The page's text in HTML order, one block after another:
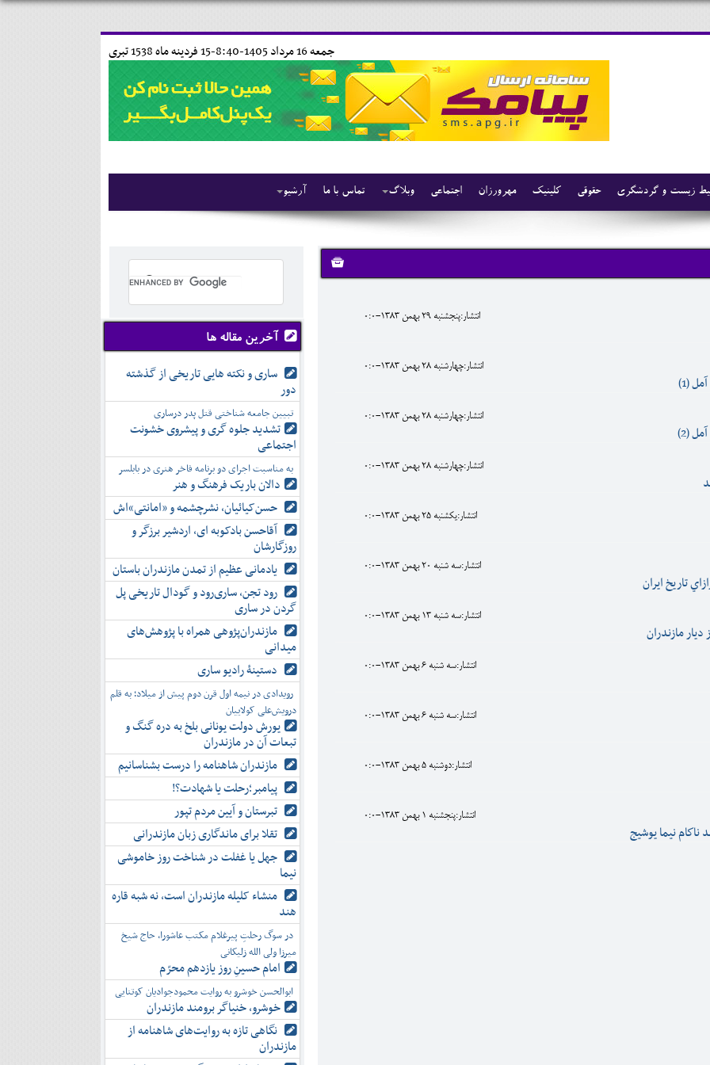
15 فردينه ماه 1538 تبری جمعه 16 مرداد 1405-8:40-
آرشیو تماس با ما وبلاگ اجتماعی مهرورزان کلینیک حقوقی زیست و گردشگری
انتشار:پنجشنبه 29 بهمن 1383-0:0
انتشار:چهارشنبه 28 بهمن 1383-0:0
(1)
انتشار:چهارشنبه 28 بهمن 1383-0:0
(2)
انتشار:چهارشنبه 28 بهمن 1383-0:0
انتشار:يکشنبه 25 بهمن 1383-0:0
انتشار:سه شنبه 20 بهمن 1383-0:0
تاريخ ايران
انتشار:سه شنبه 13 بهمن 1383-0:0
مازندران
انتشار:سه شنبه 6 بهمن 1383-0:0
انتشار:سه شنبه 6 بهمن 1383-0:0
انتشار:دوشنبه 5 بهمن 1383-0:0
انتشار:پنجشنبه 1 بهمن 1383-0:0
ناكام نيما يوشيج
آخرین مقاله ها
ساری و نکته هایی تاریخی از گذشته
دور
تبیین جامعه شناختی قتل پدر درساری
تشدید جلوه‌ گری و پیشروی خشونت
اجتماعی
به مناسبت اجرای دو برنامه فاخر هنری در بابلسر
دالان باریک فرهنگ و هنر
حسن‌کیائیان، نشرچشمه و «امانتی»اش
آقاحسن بادکوبه ای، اردشیر برزگر و
روزگارشان
یادمانی عظیم از تمدن مازندران باستان
رود تجن، ساری‌رود و گودال تاریخی پل
گردن در ساری
مازندران‌پژوهی همراه با پژوهش‌های
میدانی
دستینۀ رادیو ساری
رویدادی در نیمه اول قرن دوم پیش از میلاد؛ به قلم
درویش‌علی کولاییان
یورش دولت یونانی بلخ به دره گنگ و
تبعات آن در مازندران
مازندران شاهنامه را درست بشناسانیم
پیامبر؛رحلت یا شهادت؟!
تبرستان و آیین مردم تپور
تقلا برای ماندگاری زبان مازندرانی
جهل یا غفلت در شناخت روز خاموشی
نیما
منشاء کلیله مازندران است، نه شبه قاره
هند
در سوگ رحلتِ پیرغلام مکتب عاشورا، حاج شیخ
میرزا ولی الله زلیکانی
امام حسینِ روز یازدهم محرّم
ابوالحسن خوشرو به روایت محمودجوادیان کوتنایی
خوشرو، خنياگر برومند مازندران
نگاهی تازه به روایت‌های شاهنامه از
مازندران